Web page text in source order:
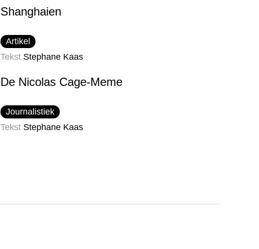
Shanghaien
Artikel
Tekst Stephane Kaas
De Nicolas Cage-Meme
Journalistiek
Tekst Stephane Kaas